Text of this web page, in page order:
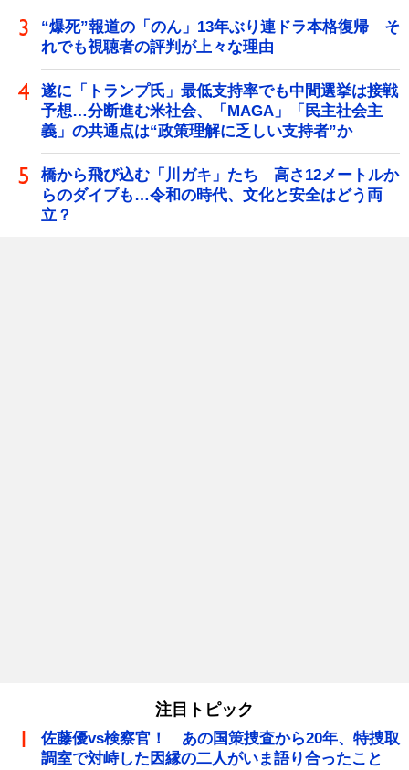
“爆死”報道の「のん」13年ぶり連ドラ本格復帰 そ
れでも視聴者の評判が上々な理由
遂に「トランプ氏」最低支持率でも中間選挙は接戦
予想…分断進む米社会、「MAGA」「民主社会主
義」の共通点は“政策理解に乏しい支持者”か
橋から飛び込む「川ガキ」たち 高さ12メートルか
らのダイブも…令和の時代、文化と安全はどう両
立？
注目トピック
佐藤優vs検察官！ あの国策捜査から20年、特捜取
調室で対峙した因縁の二人がいま語り合ったこと